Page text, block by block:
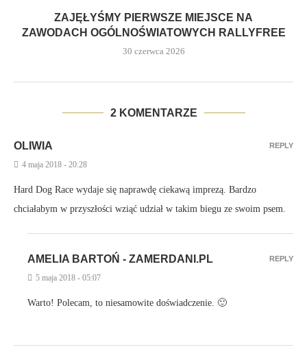
ZAJĘŁYŚMY PIERWSZE MIEJSCE NA
ZAWODACH OGÓLNOŚWIATOWYCH RALLYFREE
30 czerwca 2026
2 KOMENTARZE
OLIWIA
4 maja 2018 - 20:28
Hard Dog Race wydaje się naprawdę ciekawą imprezą. Bardzo
chciałabym w przyszłości wziąć udział w takim biegu ze swoim psem.
REPLY
AMELIA BARTOŃ - ZAMERDANI.PL
5 maja 2018 - 05:07
Warto! Polecam, to niesamowite doświadczenie. 🙂
REPLY